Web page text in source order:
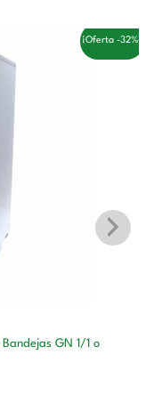
¡Oferta -32%!
GN 1/1 o